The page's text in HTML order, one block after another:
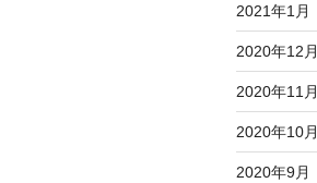
2021年1月
2020年12月
2020年11月
2020年10月
2020年9月